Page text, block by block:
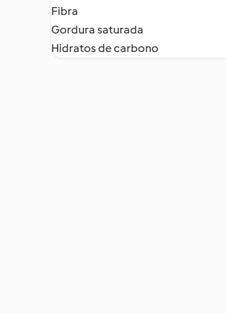
Fibra
Gordura saturada
Hidratos de carbono